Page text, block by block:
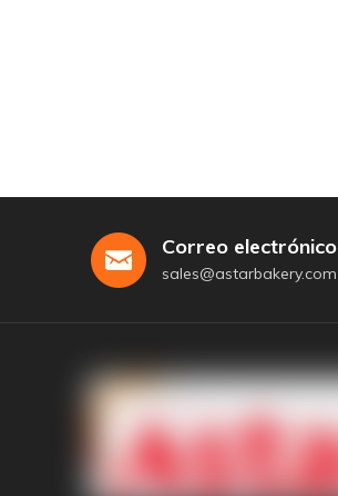
Correo electrónico
sales@astarbakery.com